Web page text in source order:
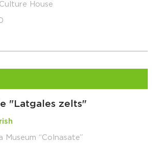
House
"Latgales zelts"
Museum “Colnasate”